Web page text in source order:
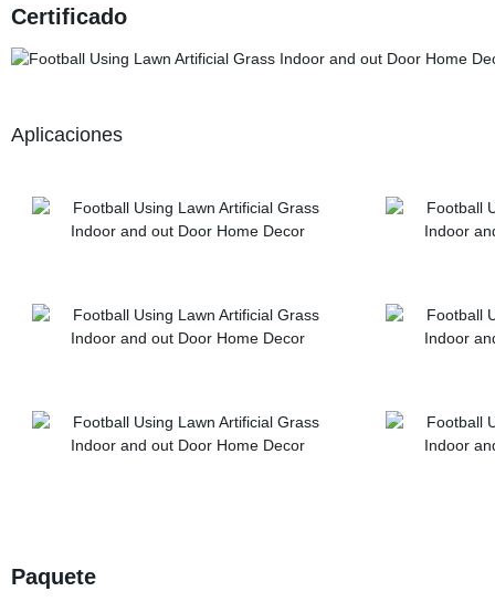
Certificado
Aplicaciones
Paquete